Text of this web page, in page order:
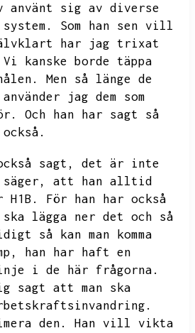
sig av diverse
Som han sen vill
har jag trixat
Vi kanske borde täppa
Men så länge de
jag dem som
Och han har sagt så
sagt,
det är inte
att han alltid
För han har också
lägga ner det och så
så kan man komma
han har haft en
i de här frågorna.
sagt att man ska
den.
Han vill vikta